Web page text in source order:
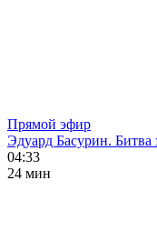
Прямой эфир
Эдуард Басурин.
04:33
24 мин